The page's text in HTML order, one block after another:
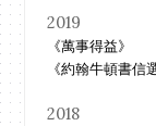
2019
《萬事得益》
《約翰牛頓書信
2018